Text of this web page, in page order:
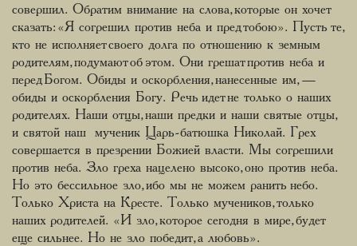
совершил. Обратим внимание на слова, которые он хочет
сказать: «Я согрешил против неба и пред тобою». Пусть те,
кто не исполняет своего долга по отношению к земным
родителям, подумают об этом. Они грешат против неба и
перед Богом. Обиды и оскорбления, нанесенные им, —
обиды и оскорбления Богу. Речь идет не только о наших
родителях. Наши отцы, наши предки и наши святые отцы,
и святой наш мученик Царь-батюшка Николай. Грех
совершается в презрении Божией власти. Мы согрешили
против неба. Зло греха нацелено высоко, оно против неба.
Но это бессильное зло, ибо мы не можем ранить небо.
Только Христа на Кресте. Только мучеников, только
наших родителей. «И зло, которое сегодня в мире, будет
еще сильнее. Но не зло победит, а любовь».